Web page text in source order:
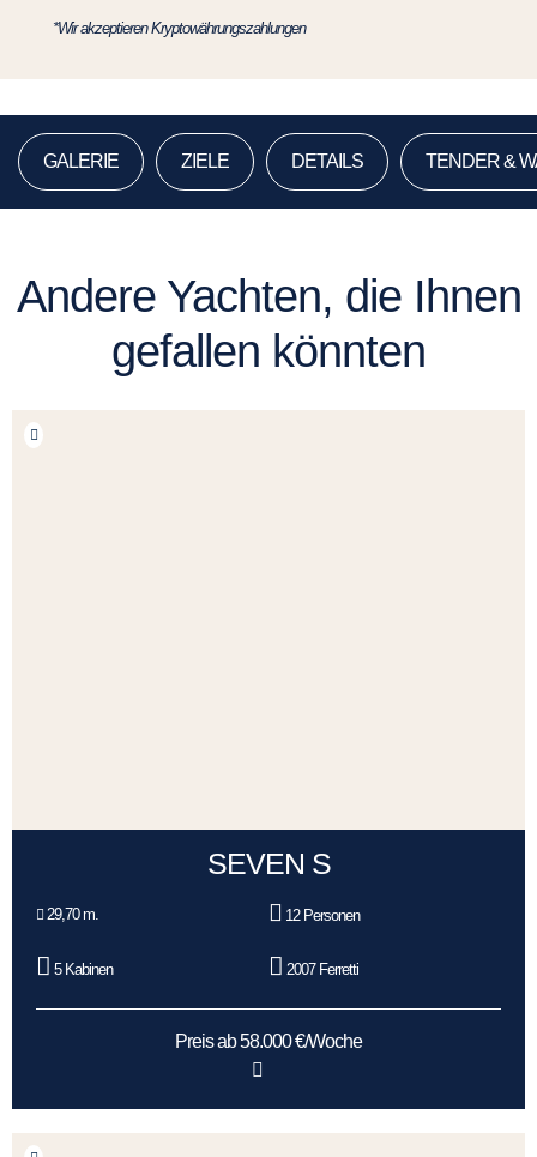
*Wir akzeptieren Kryptowährungszahlungen
GALERIE ZIELE DETAILS TENDER &
Andere Yachten, die Ihnen
gefallen könnten
SEVEN S
29,70 m. 12 Personen
5 Kabinen 2007 Ferretti
Preis ab 58.000 €/Woche